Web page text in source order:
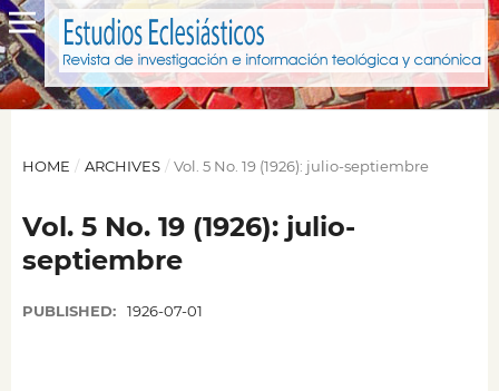
HOME / ARCHIVES / Vol. 5 No. 19 (1926): julio-septiembre
Vol. 5 No. 19 (1926): julio-
septiembre
PUBLISHED: 1926-07-01